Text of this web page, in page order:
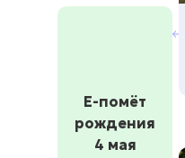
Е-помёт
рождения
4 мая